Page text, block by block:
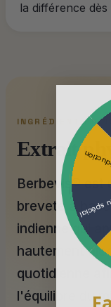
la différence
INGRÉDIENT
Extrait
Berbevis® est
breveté à
indienne qui
hautement
quotidienne
l'équilibre du
Un
10%